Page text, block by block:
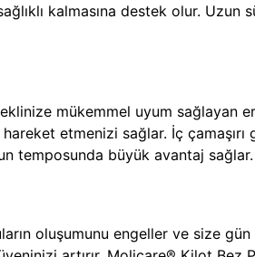
kalmasına destek olur.
mükemmel uyum sağlayan
etmenizi sağlar. İç çamaşırı
temposunda büyük avantaj sağlar.
oluşumunu engeller ve size